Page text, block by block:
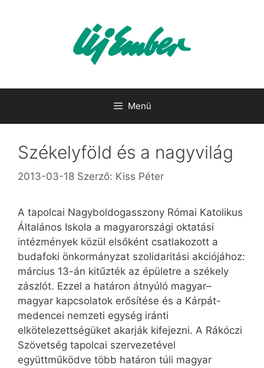
Menü
Székelyföld és a nagyvilág
2013-03-18 Szerző: Kiss Péter
A tapolcai Nagyboldogasszony Római Katolikus
Általános Iskola a magyarországi oktatási
intézmények közül elsőként csatlakozott a
budafoki önkormányzat szolidaritási akciójához:
március 13-án kitűzték az épületre a székely
zászlót. Ezzel a határon átnyúló magyar–
magyar kapcsolatok erősítése és a Kárpát-
medencei nemzeti egység iránti
elkötelezettségüket akarják kifejezni. A Rákóczi
Szövetség tapolcai szervezetével
együttműködve több határon túli magyar